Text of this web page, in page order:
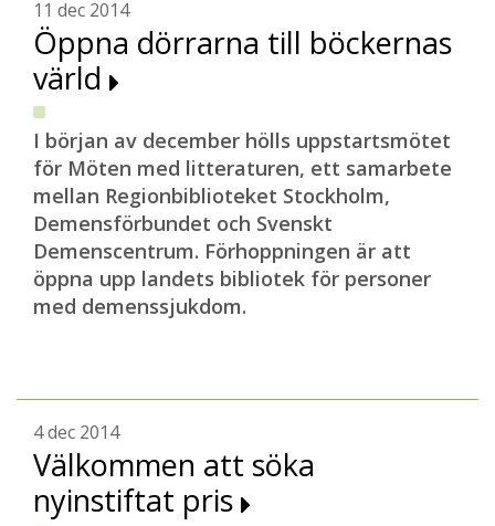
11 dec 2014
Öppna dörrarna till böckernas
värld
I början av december hölls uppstartsmötet
för Möten med litteraturen, ett samarbete
mellan Regionbiblioteket Stockholm,
Demensförbundet och Svenskt
Demenscentrum. Förhoppningen är att
öppna upp landets bibliotek för personer
med demenssjukdom.
4 dec 2014
Välkommen att söka
nyinstiftat pris